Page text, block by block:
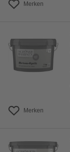
Merken
Merken